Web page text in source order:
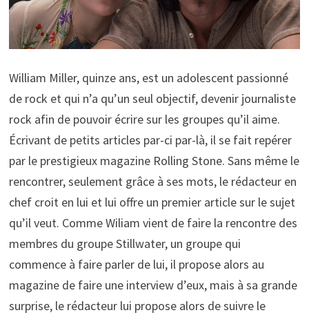
William Miller, quinze ans, est un adolescent passionné
de rock et qui n’a qu’un seul objectif, devenir journaliste
rock afin de pouvoir écrire sur les groupes qu’il aime.
Écrivant de petits articles par-ci par-là, il se fait repérer
par le prestigieux magazine Rolling Stone. Sans même le
rencontrer, seulement grâce à ses mots, le rédacteur en
chef croit en lui et lui offre un premier article sur le sujet
qu’il veut. Comme Wiliam vient de faire la rencontre des
membres du groupe Stillwater, un groupe qui
commence à faire parler de lui, il propose alors au
magazine de faire une interview d’eux, mais à sa grande
surprise, le rédacteur lui propose alors de suivre le